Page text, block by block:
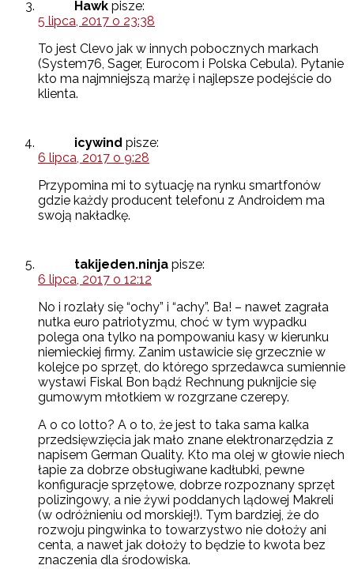
Hawk pisze:
5 lipca, 2017 o 23:38
To jest Clevo jak w innych pobocznych markach
(System76, Sager, Eurocom i Polska Cebula). Pytanie
kto ma najmniejszą marżę i najlepsze podejście do
klienta.
icywind pisze:
6 lipca, 2017 o 9:28
Przypomina mi to sytuację na rynku smartfonów
gdzie każdy producent telefonu z Androidem ma
swoją nakładkę.
takijeden.ninja pisze:
6 lipca, 2017 o 12:12
No i rozlały się “ochy” i “achy”. Ba! – nawet zagrała
nutka euro patriotyzmu, choć w tym wypadku
polega ona tylko na pompowaniu kasy w kierunku
niemieckiej firmy. Zanim ustawicie się grzecznie w
kolejce po sprzęt, do którego sprzedawca sumiennie
wystawi Fiskal Bon bądź Rechnung puknijcie się
gumowym młotkiem w rozgrzane czerepy.
A o co lotto? A o to, że jest to taka sama kalka
przedsięwzięcia jak mało znane elektronarzędzia z
napisem German Quality. Kto ma olej w głowie niech
łapie za dobrze obsługiwane kadłubki, pewne
konfiguracje sprzętowe, dobrze rozpoznany sprzęt
polizingowy, a nie żywi poddanych lądowej Makreli
(w odróżnieniu od morskiej!). Tym bardziej, że do
rozwoju pingwinka to towarzystwo nie dołoży ani
centa, a nawet jak dołoży to będzie to kwota bez
znaczenia dla środowiska.